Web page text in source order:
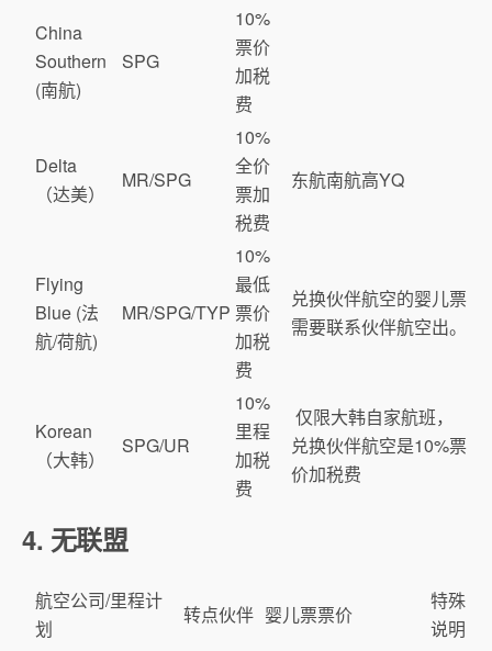
China
Southern
(南航)
SPG
10%
票价
加税
费
Delta
（达美）
MR/SPG
10%
全价
票加
税费
东航南航高YQ
Flying
Blue (法
航/荷航)
MR/SPG/TYP
10%
最低
票价
加税
费
兑换伙伴航空的婴儿票
需要联系伙伴航空出。
Korean
（大韩）
SPG/UR
10%
里程
加税
费
仅限大韩自家航班，
兑换伙伴航空是10%票
价加税费
4. 无联盟
航空公司/里程计
划
转点伙伴 婴儿票票价
特殊
说明